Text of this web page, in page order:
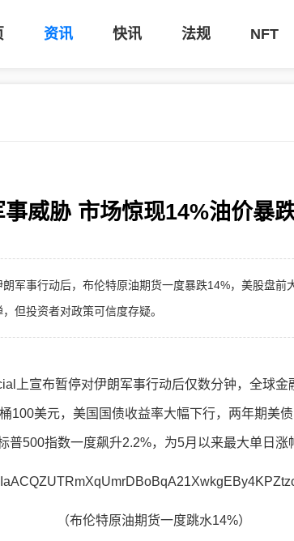
资讯 快讯 法规 NFT
威胁 市场惊现14%油价暴
军事行动后，布伦特原油期货一度暴跌14%，美股盘前
但投资者对政策可信度存疑。
上宣布暂停对伊朗军事行动后仅数分钟，全球
100美元，美国国债收益率大幅下行，两年期美
普500指数一度飙升2.2%，为5月以来最大单日涨
（布伦特原油期货一度跳水14%）